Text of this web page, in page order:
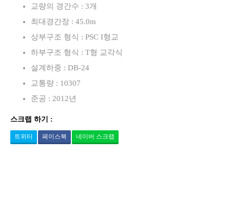
교량의 경간수 : 3개
최대경간장 : 45.0m
상부구조 형식 : PSC I형교
하부구조 형식 : T형 교각식
설계하중 : DB-24
교통량 : 10307
준공 : 2012년
스크랩 하기 :
트위터 페이스북 네이버 스크랩